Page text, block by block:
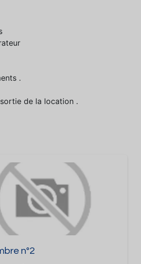
.
de la location .
n°2